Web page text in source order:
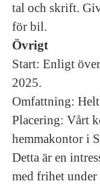
tal och skrift.
för bil.
Övrigt
Start: Enligt
2025.
Omfattning:
Placering: Vårt
hemmakontor i
Detta är en
med frihet under